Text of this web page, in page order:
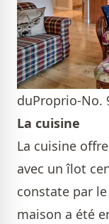
duProprio-No.
La cuisine
La cuisine
avec un îlot
constate par
maison a été